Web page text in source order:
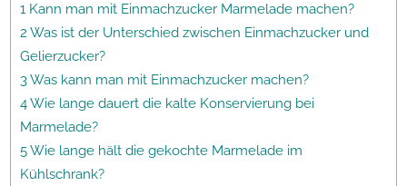
1 Kann man mit Einmachzucker Marmelade machen?
2 Was ist der Unterschied zwischen Einmachzucker und
Gelierzucker?
3 Was kann man mit Einmachzucker machen?
4 Wie lange dauert die kalte Konservierung bei
Marmelade?
5 Wie lange hält die gekochte Marmelade im
Kühlschrank?